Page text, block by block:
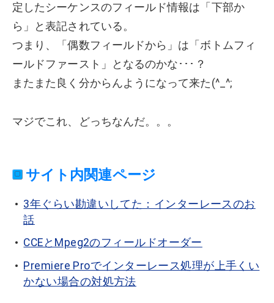
定したシーケンスのフィールド情報は「下部か
ら」と表記されている。
つまり、「偶数フィールドから」は「ボトムフィ
ールドファースト」となるのかな･･･？
またまた良く分からんようになって来た(^_^;
マジでこれ、どっちなんだ。。。
サイト内関連ページ
3年ぐらい勘違いしてた：インターレースのお
話
CCEとMpeg2のフィールドオーダー
Premiere Proでインターレース処理が上手くい
かない場合の対処方法